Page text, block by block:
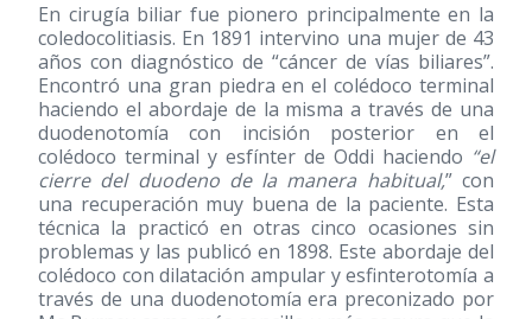
En cirugía biliar fue pionero principalmente en la
coledocolitiasis. En 1891 intervino una mujer de 43
años con diagnóstico de “cáncer de vías biliares”.
Encontró una gran piedra en el colédoco terminal
haciendo el abordaje de la misma a través de una
duodenotomía con incisión posterior en el
colédoco terminal y esfínter de Oddi haciendo “el
cierre del duodeno de la manera habitual,” con
una recuperación muy buena de la paciente. Esta
técnica la practicó en otras cinco ocasiones sin
problemas y las publicó en 1898. Este abordaje del
colédoco con dilatación ampular y esfinterotomía a
través de una duodenotomía era preconizado por